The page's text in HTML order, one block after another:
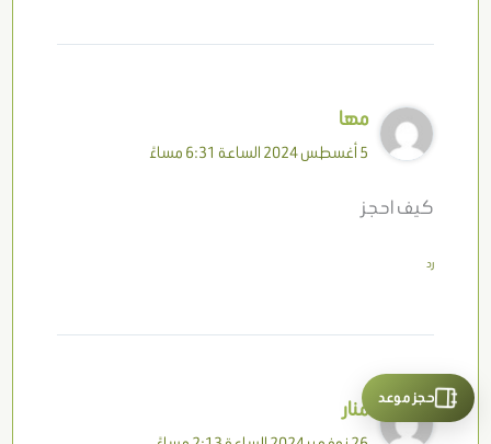
مها
5 أغسطس 2024 الساعة 6:31 مساءً
كيف احجز
رد
منار
حجز موعد